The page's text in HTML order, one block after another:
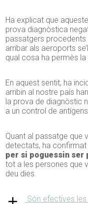
Ha explicat que
prova diagnòstica
passatgers procedents
arribar als aeroports
qual cosa ha permès
En aquest sentit, ha
arribin al nostre país
la prova de diagnòstic
a un control de
Quant al passatge que
detectats, ha confirmat
per si poguessin ser
tot a les persones que
deu dies.
Són efectives